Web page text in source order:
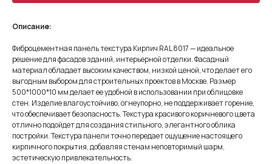
Описание:
Фиброцементная панель текстура Кирпич RAL 8017 — идеальное
решение для фасадов зданий, интерьерной отделки. Фасадный
материал обладает высоким качеством, низкой ценой, что делает его
выгодным выбором для строительных проектов в Москве. Размер
500*1000*10 мм делает ее удобной в использовании при облицовке
стен. Изделие влагоустойчиво, огнеупорно, не поддерживает горение,
что обеспечивает безопасность. Текстура красивого коричневого цвета
отлично подойдет для создания стильного, элегантного облика
постройки. Текстура панели точно передает ощущение настоящего
кирпичного покрытия, добавляя стенам неповторимый шарм,
эстетическую привлекательность.